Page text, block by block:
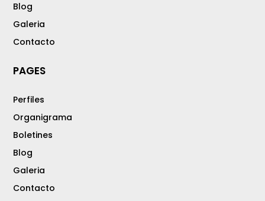
Blog
Galeria
Contacto
PAGES
Perfiles
Organigrama
Boletines
Blog
Galeria
Contacto